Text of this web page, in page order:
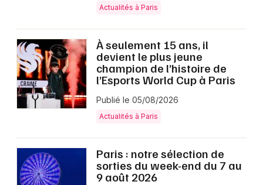
Actualités à Paris
À seulement 15 ans, il
devient le plus jeune
champion de l’histoire de
l’Esports World Cup à Paris
Publié le 05/08/2026
Actualités à Paris
Paris : notre sélection de
sorties du week-end du 7 au
9 août 2026